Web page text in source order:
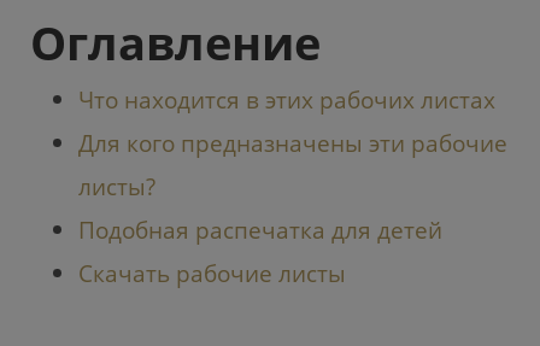
Оглавление
Что находится в этих рабочих листах
Для кого предназначены эти рабочие
листы?
Подобная распечатка для детей
Скачать рабочие листы